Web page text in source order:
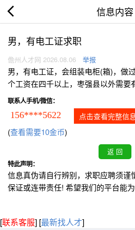
信息内容
男，有电工证求职
儋州人才网 2026.08.06 举报
男，有电工证，会组装电柜(箱)，做
个工资在四千以上，枣强县以外需要
联系人手机/微信：
156****5622 点击查看完整信
(查看需要10金币)
特此声明：
信息真伪请自行辨别，求职应聘须谨
保证或连带责任! 希望我们的平台能
[联系客服] [最新找人才]